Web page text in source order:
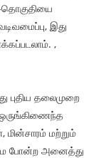
தொகுதியை
இது
,
புதிய தலைமுறை
ஒருங்கிணைந்த
மின்சாரம் மற்றும்
போன்ற அனைத்து